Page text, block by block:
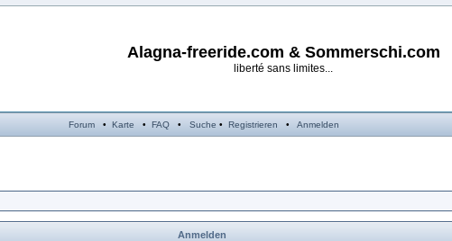
Alagna-freeride.com & Sommerschi.com
liberté sans limites...
Forum• Karte • FAQ• Suche • Registrieren • Anmelden
Anmelden